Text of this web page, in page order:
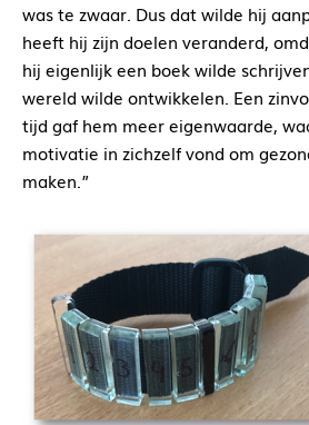
was te zwaar. Dus dat wilde hij
heeft hij zijn doelen veranderd,
hij eigenlijk een boek wilde
wereld wilde ontwikkelen. Een
tijd gaf hem meer eigenwaarde,
motivatie in zichzelf vond om
maken.”